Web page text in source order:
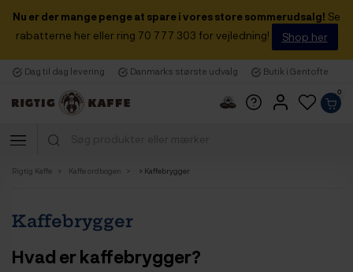
Nu er der mange penge at spare i vores store sommerudsalg! Se
rabatterne her eller ring 70 777 303 for vejledning!
Shop her
Dag til dag levering Danmarks største udvalg Butik i Gentofte
0
Rigtig Kaffe Kaffe ordbogen > Kaffebrygger
Kaffebrygger
Hvad er kaffebrygger?